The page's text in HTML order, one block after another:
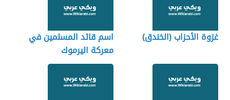
غزوة الأحزاب (الخندق)
اسم قائد المسلمين في
معركة اليرموك